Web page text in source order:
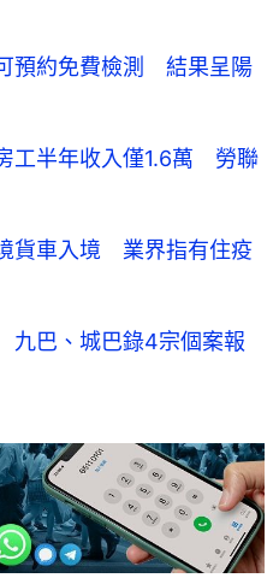
預約免費檢測 結果呈陽
工半年收入僅1.6萬 勞聯
貨車入境 業界指有住疫
巴、城巴錄4宗個案報